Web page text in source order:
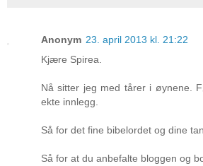
Anonym 23. april 2013 kl. 21:22
Kjære Spirea.
Nå sitter jeg med tårer i øynene.
ekte innlegg.
Så for det fine bibelordet og dine
Så for at du anbefalte bloggen og